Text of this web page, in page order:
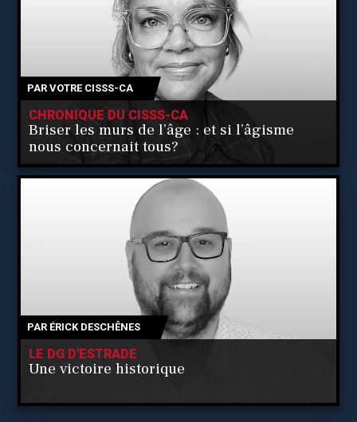
PAR VOTRE CISSS-CA
CHRONIQUE DU CISSS-CA
Briser les murs de l’âge : et si l’âgisme
nous concernait tous?
PAR ÉRICK DESCHÊNES
LE DG D'ESTRADE
Une victoire historique